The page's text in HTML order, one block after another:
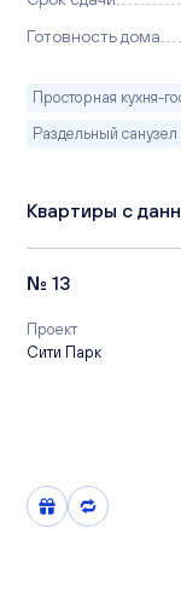
Готовность дома
Просторная кухня-
Раздельный санузел
Квартиры с
№ 13
Проект
Сити Парк